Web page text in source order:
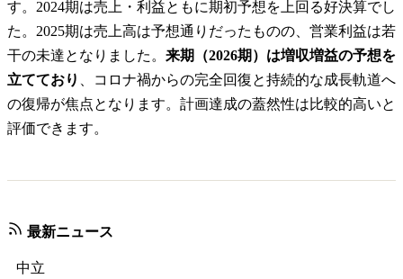
す。2024期は売上・利益ともに期初予想を上回る好決算でし
た。2025期は売上高は予想通りだったものの、営業利益は若
干の未達となりました。 来期（2026期）は増収増益の予想を
立てており
、コロナ禍からの完全回復と持続的な成長軌道へ
の復帰が焦点となります。計画達成の蓋然性は比較的高いと
評価できます。
最新ニュース
中立